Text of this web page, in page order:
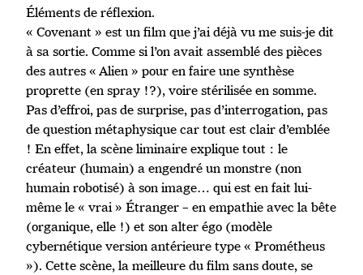
Éléments de réflexion.
« Covenant » est un film que j’ai déjà vu me suis-je dit
à sa sortie. Comme si l’on avait assemblé des pièces
des autres « Alien » pour en faire une synthèse
proprette (en spray !?), voire stérilisée en somme.
Pas d’effroi, pas de surprise, pas d’interrogation, pas
de question métaphysique car tout est clair d’emblée
! En effet, la scène liminaire explique tout : le
créateur (humain) a engendré un monstre (non
humain robotisé) à son image… qui est en fait lui-
même le « vrai » Étranger – en empathie avec la bête
(organique, elle !) et son alter égo (modèle
cybernétique version antérieure type « Prométheus
»). Cette scène, la meilleure du film sans doute, se